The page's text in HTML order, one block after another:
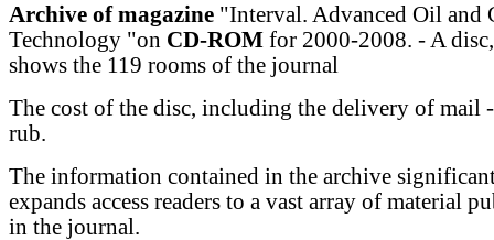
Archive of magazine "Interval. Advanced Oil and
Technology "on CD-ROM for 2000-2008. - A
shows the 119 rooms of the journal
The cost of the disc, including the delivery of mail
rub.
The information contained in the archive
expands access readers to a vast array of material
in the journal.